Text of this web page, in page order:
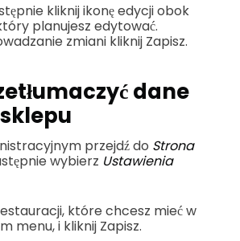
kliknij ikonę edycji obok
planujesz edytować.
zmiani kliknij Zapisz.
dane
przejdź do Strona
wybierz Ustawienia
które chcesz mieć w
menu, i kliknij Zapisz.